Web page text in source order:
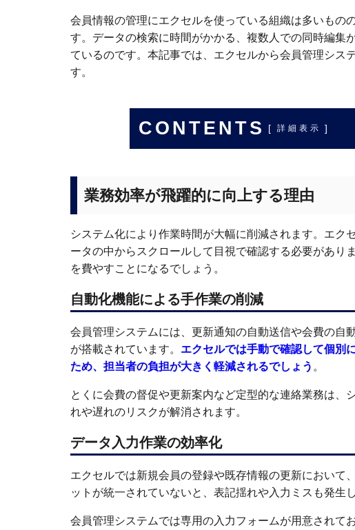
会員情報の管理にエクセルを使っている組織は多いもの
す。データの検索に時間がかかる、複数人での同時編集
ているのです。本記事では、エクセルから会員管理シス
す。
CONTENTS [ 詳細表示 ]
業務効率が飛躍的に向上する理由
システム化により作業時間が大幅に削減されます。エ
ータの中からスクロールして目視で確認する必要があり
を費やすことになるでしょう。
自動化機能による手作業の削減
会員管理システムには、更新通知の自動送信や会費の自
が搭載されています。 エクセルでは手動で確認して個別
ため、担当者の負担が大きく軽減されるでしょう 。
とくに会費の督促や更新案内など定型的な連絡業務は
れや遅れのリスクが解消されます。
データ入力作業の効率化
エクセルでは新規会員の登録や既存情報の更新において
ットが統一されていないと、表記揺れや入力ミスも発生
会員管理システムでは専用の入力フォームが用意されて